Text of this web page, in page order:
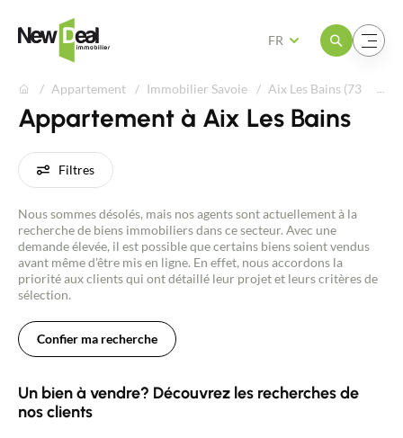
Ouvrir le menuOuvrir le menu
FR
Appartement Immobilier Savoie Aix Les Bains (73100)
Appartement à Aix Les Bains
Filtres
Nous sommes désolés, mais nos agents sont actuellement à la
recherche de biens immobiliers dans ce secteur. Avec une
demande élevée, il est possible que certains biens soient vendus
avant même d'être mis en ligne. En effet, nous accordons la
priorité aux clients qui ont détaillé leur projet et leurs critères de
sélection.
Confier ma recherche
Un bien à vendre? Découvrez les recherches de
nos clients